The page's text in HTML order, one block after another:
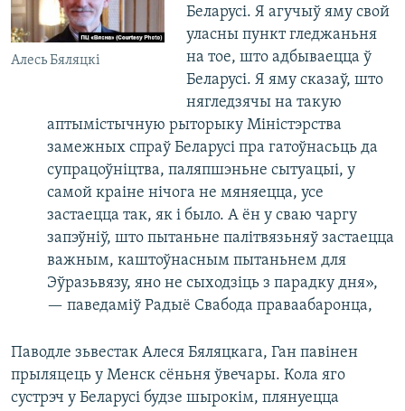
Алесь Бяляцкі
Беларусі. Я агучыў яму свой
уласны пункт гледжаньня
на тое, што адбываецца ў
Беларусі. Я яму сказаў, што
нягледзячы на такую
аптымістычную рыторыку Міністэрства
замежных спраў Беларусі пра гатоўнасьць да
супрацоўніцтва, паляпшэньне сытуацыі, у
самой краіне нічога не мяняецца, усе
застаецца так, як і было. А ён у сваю чаргу
запэўніў, што пытаньне палітвязьняў застаецца
важным, каштоўнасным пытаньнем для
Эўразьвязу, яно не сыходзіць з парадку дня»,
— паведаміў Радыё Свабода праваабаронца,
Паводле зьвестак Алеся Бяляцкага, Ган павінен
прыляцець у Менск сёньня ўвечары. Кола яго
сустрэч у Беларусі будзе шырокім, плянуецца